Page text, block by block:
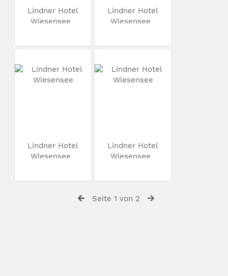
Lindner Hotel
Wiesensee
Lindner Hotel
Wiesensee
Lindner Hotel
Wiesensee
Lindner Hotel
Wiesensee
Seite 1 von 2